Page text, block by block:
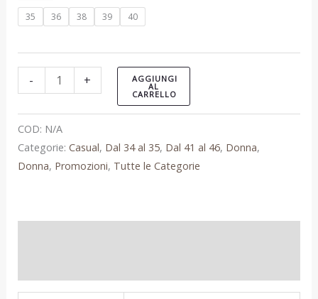
35 36 38 39 40
- + AGGIUNGI
AL
CARRELLO
COD: N/A
Categorie: Casual, Dal 34 al 35, Dal 41 al 46, Donna,
Donna, Promozioni, Tutte le Categorie